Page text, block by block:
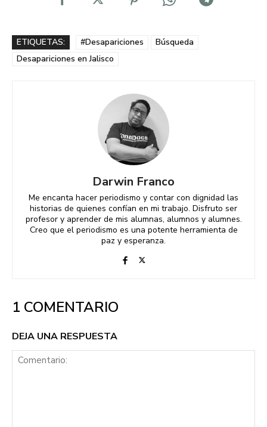
ETIQUETAS: #Desapariciones
Búsqueda
Desapariciones en Jalisco
Darwin Franco
Me encanta hacer periodismo y contar con dignidad las
historias de quienes confían en mi trabajo. Disfruto ser
profesor y aprender de mis alumnas, alumnos y alumnes.
Creo que el periodismo es una potente herramienta de
paz y esperanza.
1 COMENTARIO
DEJA UNA RESPUESTA